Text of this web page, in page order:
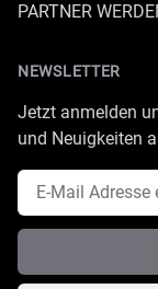
PARTNER
NEWSLETTER
Jetzt anmelden
und Neuigkeiten
E-Mail Adresse